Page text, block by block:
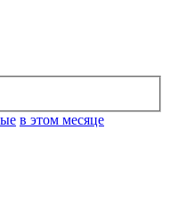
в этом месяце